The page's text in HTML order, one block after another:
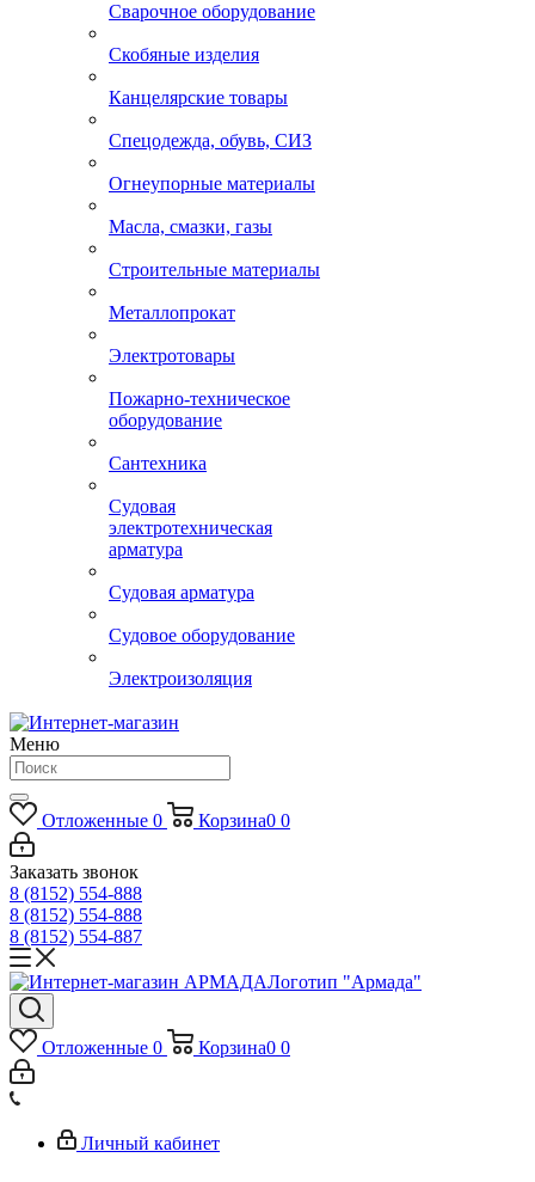
Сварочное оборудование
Скобяные изделия
Канцелярские товары
Спецодежда, обувь, СИЗ
Огнеупорные материалы
Масла, смазки, газы
Строительные материалы
Металлопрокат
Электротовары
Пожарно-техническое
оборудование
Сантехника
Судовая
электротехническая
арматура
Судовая арматура
Судовое оборудование
Электроизоляция
Меню
Отложенные 0 Корзина0 0
Заказать звонок
8 (8152) 554-888
8 (8152) 554-888
8 (8152) 554-887
Логотип "Армада"
Отложенные 0 Корзина0 0
Личный кабинет